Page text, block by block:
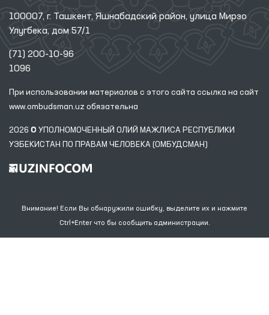
100007, г. Ташкент, Яшнабадский район, улица Мирзо
Улугбека, дом 57/1
(71) 200-10-96
1096
При использовании материалов с этого сайта ссылка на сайт
www.ombudsman.uz обязательна
2026 © УПОЛНОМОЧЕННЫЙ ОЛИЙ МАЖЛИСА РЕСПУБЛИКИ
УЗБЕКИСТАН ПО ПРАВАМ ЧЕЛОВЕКА (ОМБУДСМАН)
Внимание! Если Вы обнаружили ошибку, выделите их и нажмите
Ctrl+Enter что бы сообщить администрации.